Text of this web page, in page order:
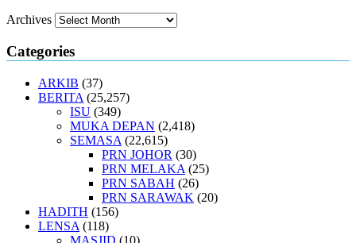
Archives
Categories
ARKIB (37)
BERITA (25,257)
ISU (349)
MUKA DEPAN (2,418)
SEMASA (22,615)
PRN JOHOR (30)
PRN MELAKA (25)
PRN SABAH (26)
PRN SARAWAK (20)
HADITH (156)
LENSA (118)
MASJID (10)